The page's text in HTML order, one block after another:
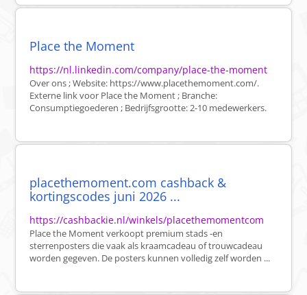
Place the Moment
https://nl.linkedin.com/company/place-the-moment
Over ons ; Website: https://www.placethemoment.com/.
Externe link voor Place the Moment ; Branche:
Consumptiegoederen ; Bedrijfsgrootte: 2-10 medewerkers.
placethemoment.com cashback &
kortingscodes juni 2026 ...
https://cashbackie.nl/winkels/placethemomentcom
Place the Moment verkoopt premium stads -en
sterrenposters die vaak als kraamcadeau of trouwcadeau
worden gegeven. De posters kunnen volledig zelf worden ...